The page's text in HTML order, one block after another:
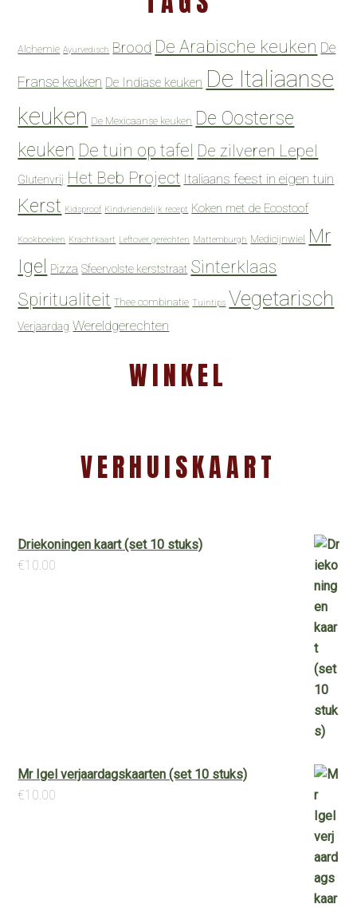
Alchemie Ayurvedisch Brood De Arabische keuken De
Franse keuken De Indiase keuken De Italiaanse
keuken De Mexicaanse keuken De Oosterse
keuken De tuin op tafel De zilveren Lepel
Glutenvrij Het Beb Project Italiaans feest in eigen tuin
Kerst Kidsproof Kindvriendelijk recept Koken met de Ecostoof
Kookboeken Krachtkaart Leftover gerechten Mattemburgh Medicijnwiel Mr
Igel
Pizza Sfeervolste kerststraat Sinterklaas
Spiritualiteit Thee combinatie Tuintips Vegetarisch
Verjaardag Wereldgerechten
WINKEL
VERHUISKAART
Driekoningen kaart (set 10 stuks)
€10.00
Mr Igel verjaardagskaarten (set 10 stuks)
€10.00